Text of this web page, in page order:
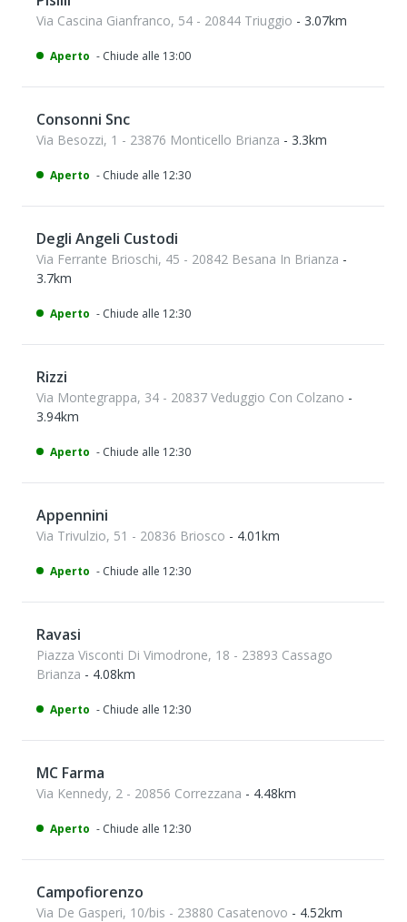
Via Cascina Gianfranco, 54 - 20844 Triuggio - 3.07km
Aperto - Chiude alle 13:00
Consonni Snc
Via Besozzi, 1 - 23876 Monticello Brianza - 3.3km
Aperto - Chiude alle 12:30
Degli Angeli Custodi
Via Ferrante Brioschi, 45 - 20842 Besana In Brianza -
3.7km
Aperto - Chiude alle 12:30
Rizzi
Via Montegrappa, 34 - 20837 Veduggio Con Colzano -
3.94km
Aperto - Chiude alle 12:30
Appennini
Via Trivulzio, 51 - 20836 Briosco - 4.01km
Aperto - Chiude alle 12:30
Ravasi
Piazza Visconti Di Vimodrone, 18 - 23893 Cassago
Brianza - 4.08km
Aperto - Chiude alle 12:30
MC Farma
Via Kennedy, 2 - 20856 Correzzana - 4.48km
Aperto - Chiude alle 12:30
Campofiorenzo
Via De Gasperi, 10/bis - 23880 Casatenovo - 4.52km